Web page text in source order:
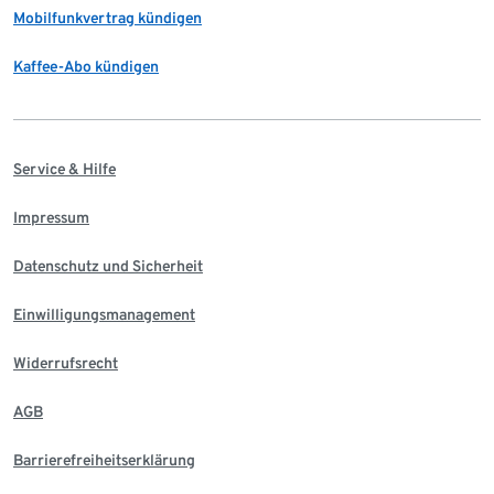
Mobilfunkvertrag kündigen
Kaffee-Abo kündigen
Service & Hilfe
Impressum
Datenschutz und Sicherheit
Einwilligungsmanagement
Widerrufsrecht
AGB
Barrierefreiheitserklärung